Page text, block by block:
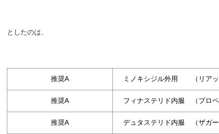
としたのは、
推奨A ミノキシジル外用 （リアッ
推奨A フィナステリド内服 （プロペ
推奨A デュタステリド内服 （ザガ